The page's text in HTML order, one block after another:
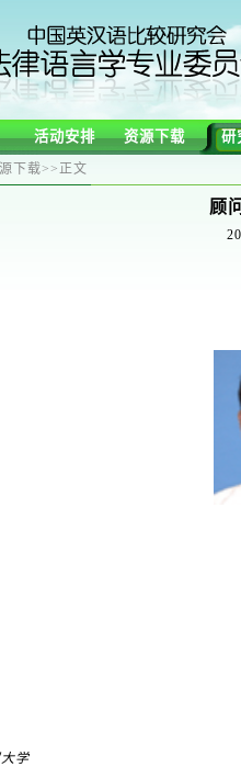
活动安排 资源下载 研
下载>>正文
顾
学